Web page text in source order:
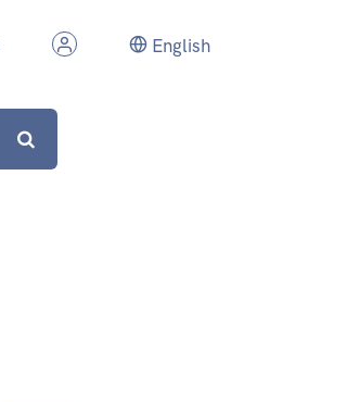
English